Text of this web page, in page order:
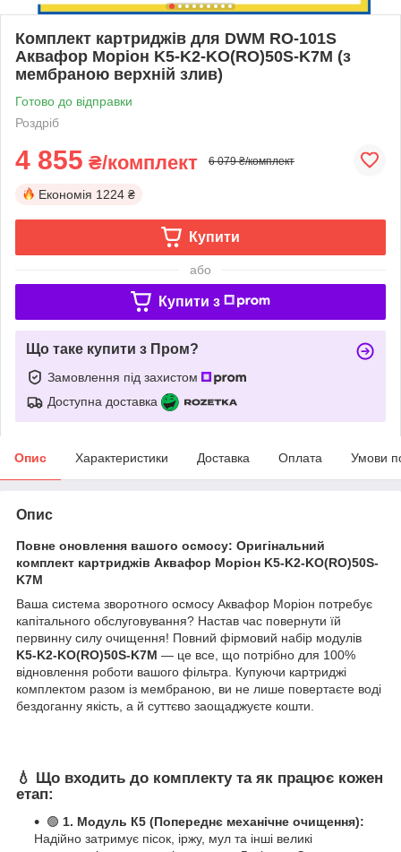
Комплект картриджів для DWM RO‑101S
Аквафор Моріон K5-K2-KO(RO)50S-K7M (з
мембраною верхній злив)
Готово до відправки
Роздріб
4 855 ₴/комплект 6 079 ₴/комплект
Економія 1224 ₴
Купити
або
Купити з
Що таке купити з Пром?
Замовлення під захистом
Доступна доставка
Опис Характеристики Доставка Оплата Умови
Опис
Повне оновлення вашого осмосу: Оригінальний
комплект картриджів Аквафор Моріон K5-K2-KO(RO)50S-
K7M
Ваша система зворотного осмосу Аквафор Моріон потребує
капітального обслуговування? Настав час повернути їй
первинну силу очищення! Повний фірмовий набір модулів
K5-K2-KO(RO)50S-K7M — це все, що потрібно для 100%
відновлення роботи вашого фільтра. Купуючи картриджі
комплектом разом із мембраною, ви не лише повертаєте воді
бездоганну якість, а й суттєво заощаджуєте кошти.
💧 Що входить до комплекту та як працює кожен
етап:
🟢 1. Модуль К5 (Попереднє механічне очищення):
Надійно затримує пісок, іржу, мул та інші великі